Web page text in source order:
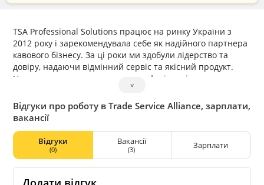
TSA Professional Solutions працює на ринку України з
2012 року і зарекомендувала себе як надійного партнера
кавового бізнесу. За ці роки ми здобули лідерство та
довіру, надаючи відмінний сервіс та якісний продукт.
Наша команда — це команда професіоналів, яка
об’єднана метою — сприяти розвитку Вашого кавового
бізнесу разом з нами, надаючи Вам експертизу, сервіс та
якість.
˅
Відгуки про роботу в Trade Service Alliance, зарплати,
вакансії
Відгуки
(0)
Вакансії
(3) Зарплати